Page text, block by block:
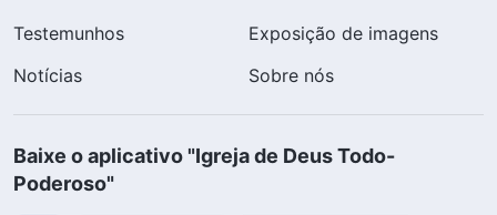
Testemunhos
Exposição de imagens
Notícias
Sobre nós
Baixe o aplicativo "Igreja de Deus Todo-
Poderoso"